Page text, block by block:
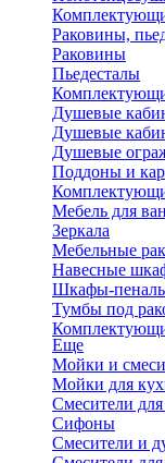
Раковины,
Раковины
Пьедесталы
Душевые
Душевые
Душевые
Поддоны и
Мебель для
Зеркала
Мебельные
Навесные
Шкафы-
Тумбы под
Еще
Мойки и
Мойки для
Смесители
Сифоны
Смесители и